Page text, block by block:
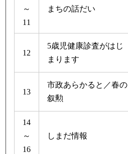
～
11
まちの話だい
12
5歳児健康診査がはじ
まります
13
市政あらかると／春の
叙勲
14
～
16
しまだ情報